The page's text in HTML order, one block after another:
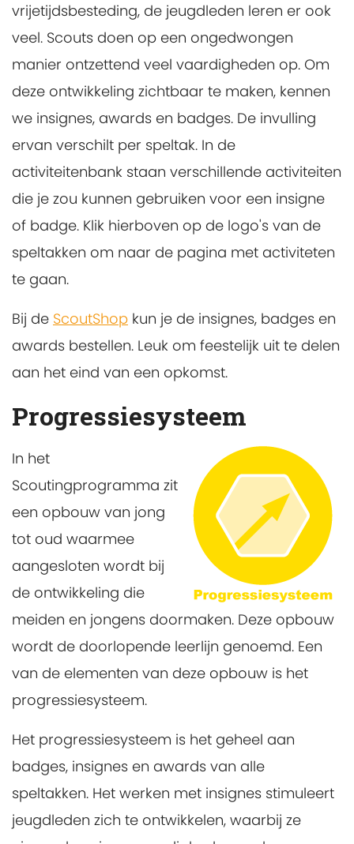
vrijetijdsbesteding, de jeugdleden leren er ook
veel. Scouts doen op een ongedwongen
manier ontzettend veel vaardigheden op. Om
deze ontwikkeling zichtbaar te maken, kennen
we insignes, awards en badges. De invulling
ervan verschilt per speltak. In de
activiteitenbank staan verschillende activiteiten
die je zou kunnen gebruiken voor een insigne
of badge. Klik hierboven op de logo's van de
speltakken om naar de pagina met activiteten
te gaan.
Bij de ScoutShop kun je de insignes, badges en
awards bestellen. Leuk om feestelijk uit te delen
aan het eind van een opkomst.
Progressiesysteem
In het
Scoutingprogramma zit
een opbouw van jong
tot oud waarmee
aangesloten wordt bij
de ontwikkeling die
meiden en jongens doormaken. Deze opbouw
wordt de doorlopende leerlijn genoemd. Een
van de elementen van deze opbouw is het
progressiesysteem.
Het progressiesysteem is het geheel aan
badges, insignes en awards van alle
speltakken. Het werken met insignes stimuleert
jeugdleden zich te ontwikkelen, waarbij ze